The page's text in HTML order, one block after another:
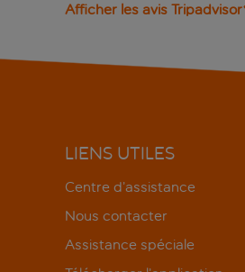
Afficher les avis Tripadvisor
LIENS UTILES
Centre d’assistance
Nous contacter
Assistance spéciale